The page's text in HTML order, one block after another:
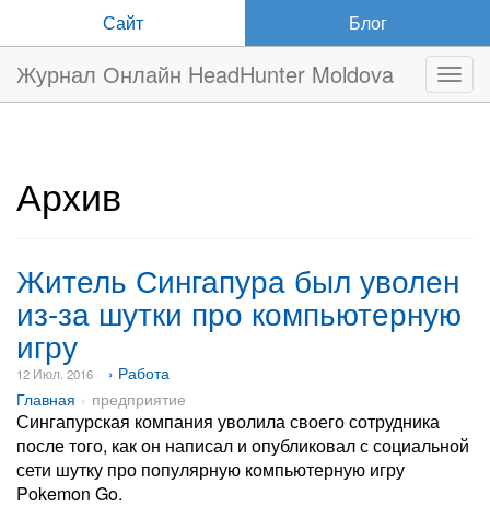
Сайт Блог
Журнал Онлайн HeadHunter Moldova
Архив
Житель Сингапура был уволен
из-за шутки про компьютерную
игру
12 Июл. 2016
› Работа
Главная
предприятие
Сингапурская компания уволила своего сотрудника
после того, как он написал и опубликовал с социальной
сети шутку про популярную компьютерную игру
Pokemon Go.